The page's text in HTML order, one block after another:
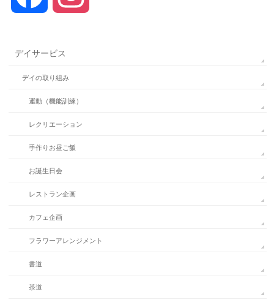
デイサービス
デイの取り組み
運動（機能訓練）
レクリエーション
手作りお昼ご飯
お誕生日会
レストラン企画
カフェ企画
フラワーアレンジメント
書道
茶道